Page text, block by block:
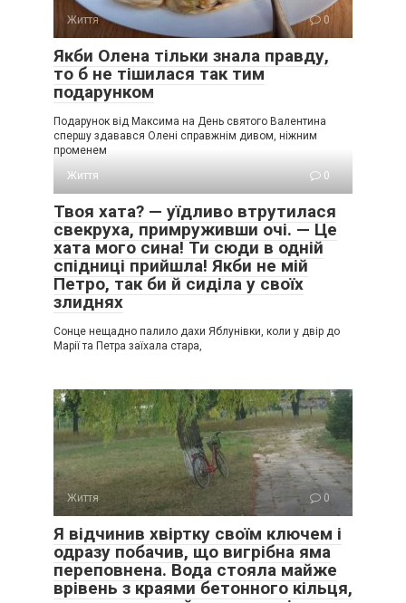
Життя 0
Якби Олена тільки знала правду,
то б не тішилася так тим
подарунком
Подарунок від Максима на День святого Валентина
спершу здавався Олені справжнім дивом, ніжним
променем
Життя
0
Твоя хата? — уїдливо втрутилася
свекруха, примруживши очі. — Це
хата мого сина! Ти сюди в одній
спідниці прийшла! Якби не мій
Петро, так би й сиділа у своїх
злиднях
Сонце нещадно палило дахи Яблунівки, коли у двір до
Марії та Петра заїхала стара,
Життя 0
Я відчинив хвіртку своїм ключем і
одразу побачив, що вигрібна яма
переповнена. Вода стояла майже
врівень з краями бетонного кільця,